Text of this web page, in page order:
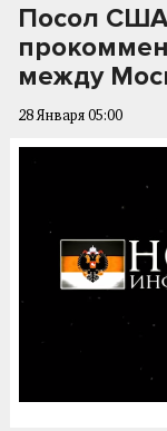
Посол
между
28 Января 05:00